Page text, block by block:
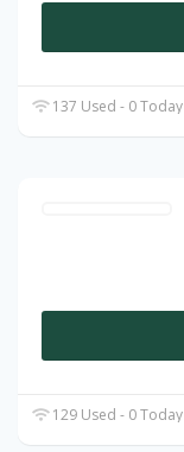
137 Used - 0 Today
129 Used - 0 Today